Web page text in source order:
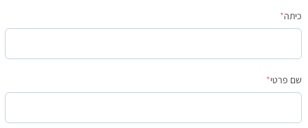
כיתה*
שם פרטי*